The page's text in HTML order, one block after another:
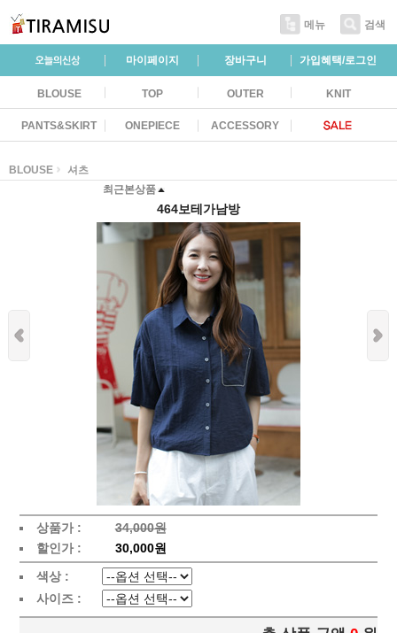
메뉴 검색
마이페이지 장바구니 가입혜택/로그인
BLOUSE TOP OUTER KNIT
PANTS&SKIRT ONEPIECE ACCESSORY
BLOUSE
셔츠
최근본상품
464보테가남방
상품가 :
34,000원
할인가 :
30,000원
색상 :
사이즈 :